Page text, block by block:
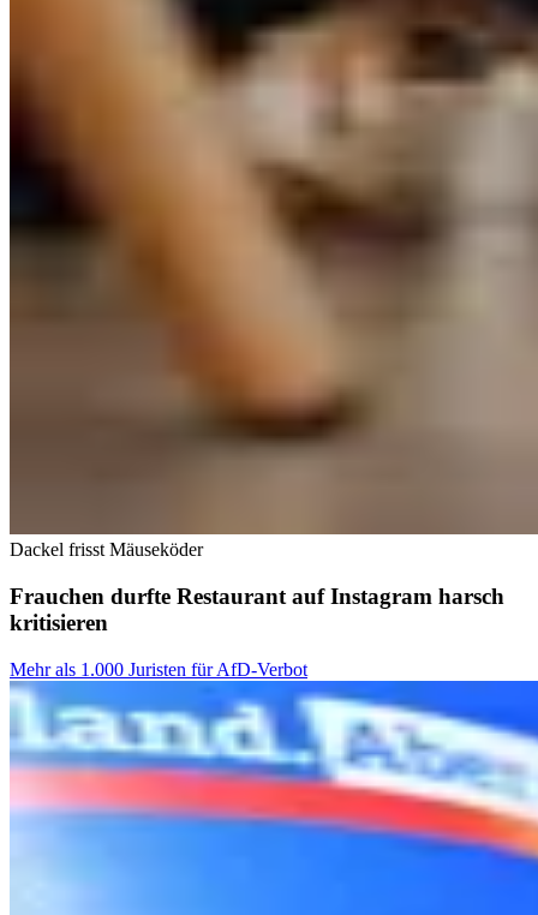
Dackel frisst Mäuseköder
Frauchen durfte Restaurant auf Instagram harsch
kritisieren
Mehr als 1.000 Juristen für AfD-Verbot